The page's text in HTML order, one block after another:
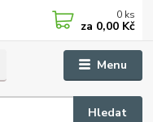
Menu
Hledat
0 ks
za 0,00 Kč